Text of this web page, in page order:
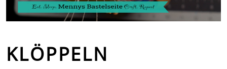
KLÖPPELN